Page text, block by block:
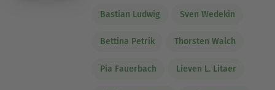
Bastian Ludwig Sven Wedekin
Bettina Petrik Thorsten Walch
Pia Fauerbach Lieven L. Litaer